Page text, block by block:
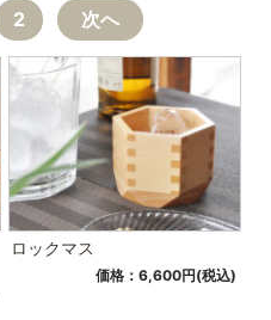
2 次へ
ロックマス
価格：6,600円(税込)